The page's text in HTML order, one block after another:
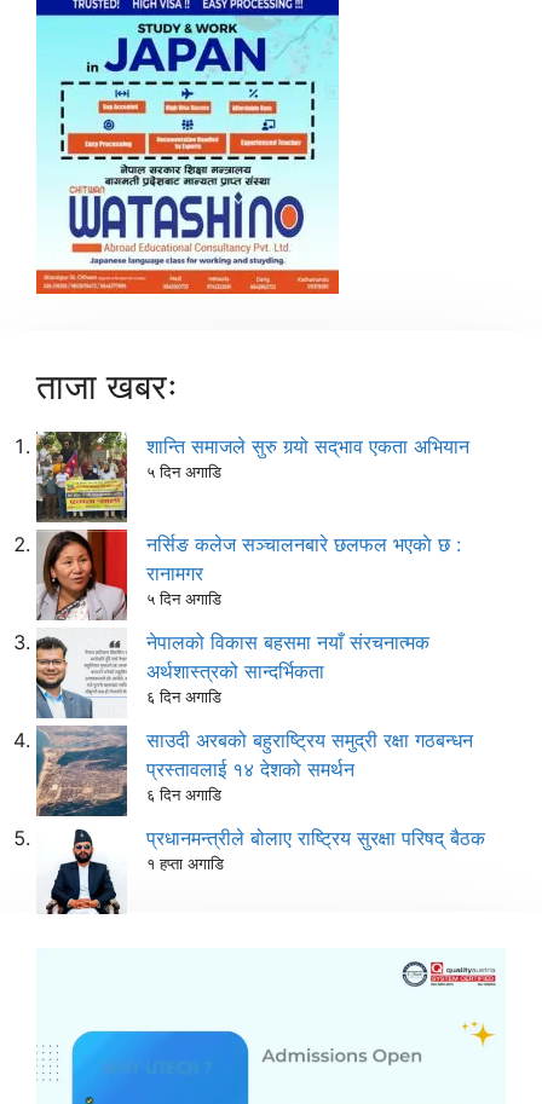
ताजा खबरः
शान्ति समाजले सुरु गर्‍यो सद्‌भाव एकता अभियान
५ दिन अगाडि
नर्सिङ कलेज सञ्चालनबारे छलफल भएकाे छ :
रानामगर
५ दिन अगाडि
नेपालको विकास बहसमा नयाँ संरचनात्मक
अर्थशास्त्रको सान्दर्भिकता
६ दिन अगाडि
साउदी अरबको बहुराष्ट्रिय समुद्री रक्षा गठबन्धन
प्रस्तावलाई १४ देशको समर्थन
६ दिन अगाडि
प्रधानमन्त्रीले बोलाए राष्ट्रिय सुरक्षा परिषद् बैठक
१ हप्ता अगाडि